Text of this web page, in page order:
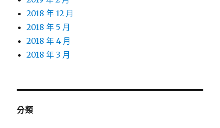
2018 年 12 月
2018 年 5 月
2018 年 4 月
2018 年 3 月
分類